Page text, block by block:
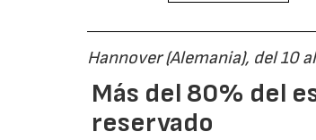
Hannover (Alemania), del 10
Más del 80% del
reservado